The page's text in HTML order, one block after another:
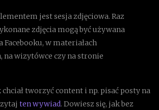
jest sesja zdjęciowa. Raz
zdjęcia mogą być używana
w materiałach
wizytówce czy na stronie
chciał tworzyć content i np. pisać posty na
ten wywiad. Dowiesz się, jak bez